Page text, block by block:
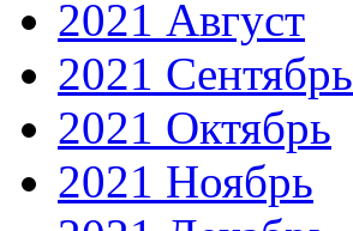
2021 Август
2021 Сентябрь
2021 Октябрь
2021 Ноябрь